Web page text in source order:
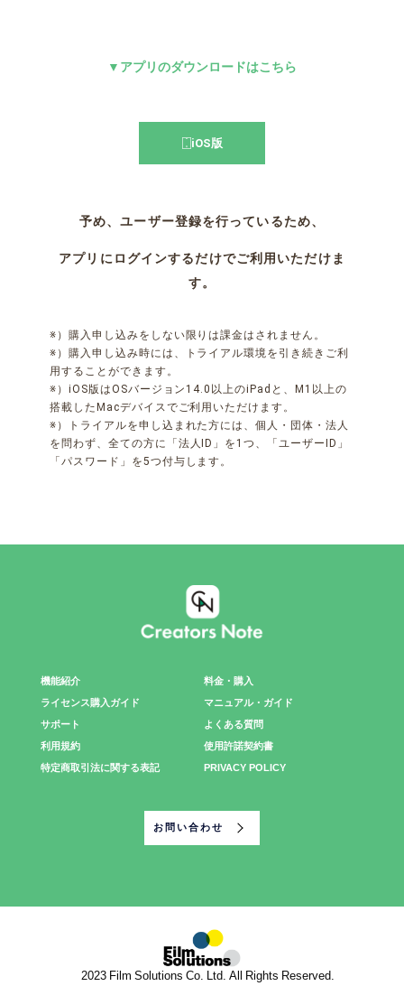
▼アプリのダウンロードはこちら
iOS版
予め、ユーザー登録を行っているため、
アプリにログインするだけでご利用いただけま
す。
※）購入申し込みをしない限りは課金はされません。
※）購入申し込み時には、トライアル環境を引き続きご利
用することができます。
※）iOS版はOSバージョン14.0以上のiPadと、M1以上の
搭載したMacデバイスでご利用いただけます。
※）トライアルを申し込まれた方には、個人・団体・法人
を問わず、全ての方に「法人ID」を1つ、「ユーザーID」
「パスワード」を5つ付与します。
機能紹介
ライセンス購入ガイド
サポート
利用規約
特定商取引法に関する表記
料金・購入
マニュアル・ガイド
よくある質問
使用許諾契約書
PRIVACY POLICY
お問い合わせ
©2023 Film Solutions Co. Ltd. All Rights Reserved.